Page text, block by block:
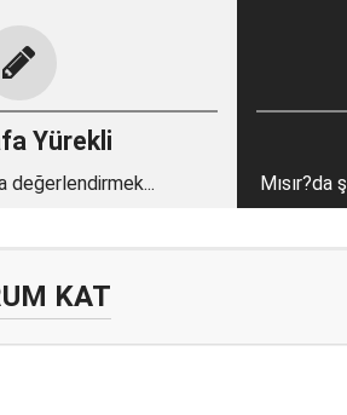
Yürekli
değerlendirmek...
Mısır?da
KAT